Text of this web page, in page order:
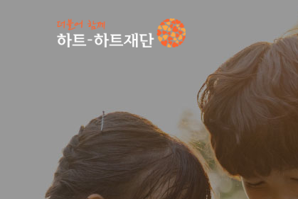
인기 키워드